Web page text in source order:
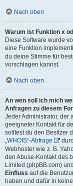
Nach oben
Warum ist Funktion x
Diese Software wurde
eine Funktion
du deine Stimme für
vorschlagen kannst.
Nach oben
An wen soll ich mich
Anfragen zu diesem
Jeder Administrator, der
geeigneter Kontakt für
solltest du den Besitzer
„WHOIS“-Abfrage
Webhoster wie z. B.
den Abuse-Kontakt des
Limited (phpBB.com)
Einfluss auf die
haben und dafür in